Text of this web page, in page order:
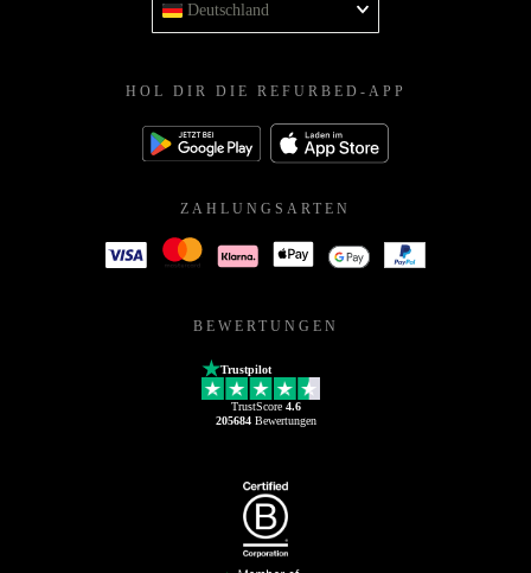
Deutschland
HOL DIR DIE REFURBED-APP
ZAHLUNGSARTEN
BEWERTUNGEN
Trustpilot
TrustScore 4.6
205684Bewertungen